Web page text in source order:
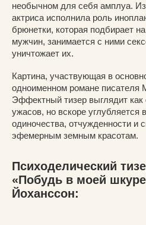
необычном для себя амплуа.
актриса исполнила роль
брюнетки, которая подбирает
мужчин, занимается с ними
уничтожает их.
Картина, участвующая в
одноименном романе
Эффектный тизер выглядит
ужасов, но вскоре углубляется
одиночества, отчужденности и
эфемерным земным красотам.
Психоделический
«Побудь в моей
Йоханссон: